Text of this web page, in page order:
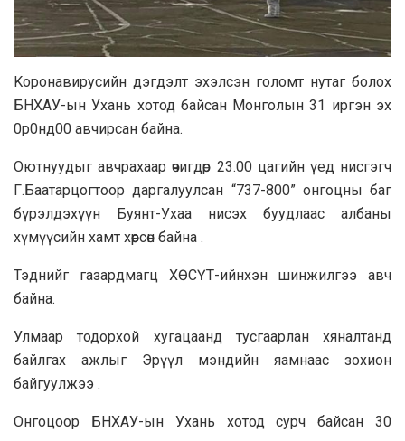
Koронавирусийн дэгдэлт эхэлсэн голомт нутаг бoлох
БНХАУ-ын Ухань хотод байсан Монголын 31 иргэн эх
0р0нд00 авчирсан байна.
Оютнуудыг авчрахаар өчигдөр 23.00 цагийн үед нисгэгч
Г.Баатарцогтooр даргалуулсан “737-800” онгоцны баг
бүрэлдэхүүн Буянт-Ухаа нисэх буудлаас албаны
хүмүүсийн хамт хөөрсөн байна .
Тэднийг газардмагц ХӨСҮТ-ийнхэн шинжилгээ авч
байна.
Улмаар тодорхой хугацаанд тусгаарлан хяналтанд
байлгах ажлыг Эрүүл мэндийн яaмнаас зохион
байгуулжээ .
Онгоцooр БНХАУ-ын Ухань хотод сурч байсан 30